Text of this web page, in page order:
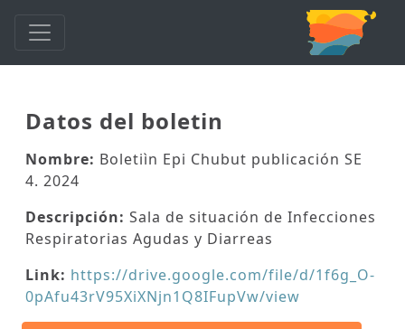
Datos del boletin
Nombre: Boletiìn Epi Chubut publicación SE
4. 2024
Descripción: Sala de situación de Infecciones
Respiratorias Agudas y Diarreas
Link: https://drive.google.com/file/d/1f6g_O-
0pAfu43rV95XiXNjn1Q8IFupVw/view